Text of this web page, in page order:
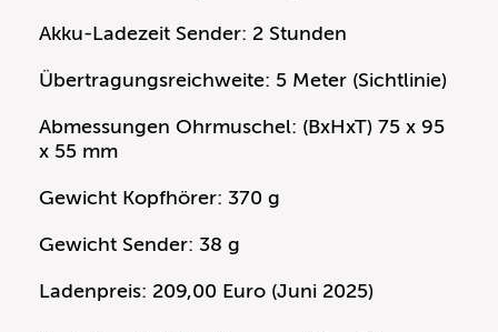
Akku-Ladezeit Sender: 2 Stunden
Übertragungsreichweite: 5 Meter (Sichtlinie)
Abmessungen Ohrmuschel: (BxHxT) 75 x 95
x 55 mm
Gewicht Kopfhörer: 370 g
Gewicht Sender: 38 g
Ladenpreis: 209,00 Euro (Juni 2025)